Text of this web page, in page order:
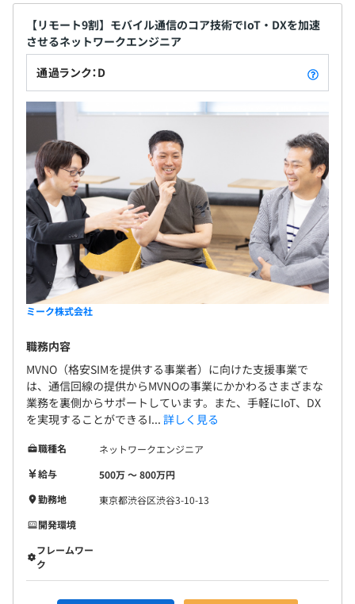
【リモート9割】モバイル通信のコア技術でIoT・DXを加速
させるネットワークエンジニア
通過ランク：D
ミーク株式会社
職務内容
MVNO（格安SIMを提供する事業者）に向けた支援事業で
は、通信回線の提供からMVNOの事業にかかわるさまざまな
業務を裏側からサポートしています。また、手軽にIoT、DX
を実現することができるI... 詳しく見る
職種名
ネットワークエンジニア
給与
500万 〜 800万円
勤務地
東京都渋谷区渋谷3-10-13
開発環境
フレームワー
ク